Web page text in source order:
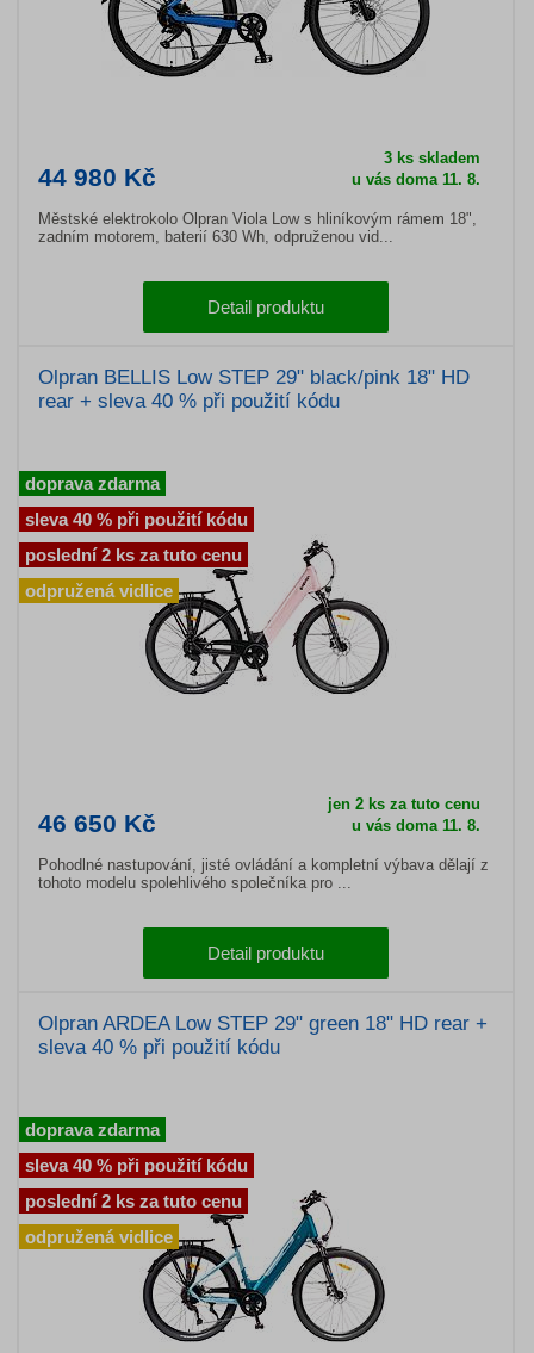
44 980 Kč
3 ks skladem
u vás doma 11. 8.
Městské elektrokolo Olpran Viola Low s hliníkovým rámem 18",
zadním motorem, baterií 630 Wh, odpruženou vid...
Detail produktu
Olpran BELLIS Low STEP 29" black/pink 18" HD
rear + sleva 40 % při použití kódu
46 650 Kč
jen 2 ks za tuto cenu
u vás doma 11. 8.
Pohodlné nastupování, jisté ovládání a kompletní výbava dělají z
tohoto modelu spolehlivého společníka pro ...
Detail produktu
doprava zdarma
sleva 40 % při použití kódu
poslední 2 ks za tuto cenu
odpružená vidlice
Olpran ARDEA Low STEP 29" green 18" HD rear +
sleva 40 % při použití kódu
doprava zdarma
sleva 40 % při použití kódu
poslední 2 ks za tuto cenu
odpružená vidlice